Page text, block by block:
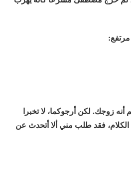
أنه زوجك. لكن أرجوكما، لا تخبرا
فقد طلب مني ألا أتحدث عن